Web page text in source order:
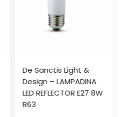
De Sanctis Light &
Design – LAMPADINA
LED REFLECTOR E27 8W
R63